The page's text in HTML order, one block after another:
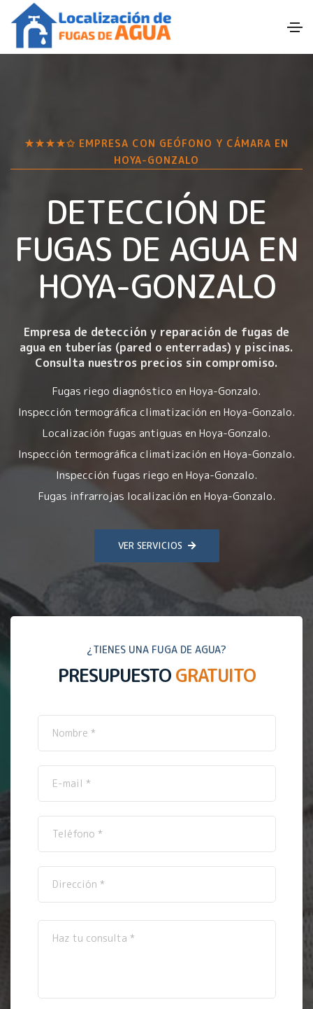
★★★★✩ EMPRESA CON GEÓFONO Y CÁMARA EN
HOYA-GONZALO
DETECCIÓN DE
FUGAS DE AGUA EN
HOYA-GONZALO
Empresa de detección y reparación de fugas de
agua en tuberías (pared o enterradas) y piscinas.
Consulta nuestros precios sin compromiso.
Fugas riego diagnóstico en Hoya-Gonzalo.
Inspección termográfica climatización en Hoya-Gonzalo.
Localización fugas antiguas en Hoya-Gonzalo.
Inspección termográfica climatización en Hoya-Gonzalo.
Inspección fugas riego en Hoya-Gonzalo.
Fugas infrarrojas localización en Hoya-Gonzalo.
VER SERVICIOS
¿TIENES UNA FUGA DE AGUA?
PRESUPUESTO GRATUITO